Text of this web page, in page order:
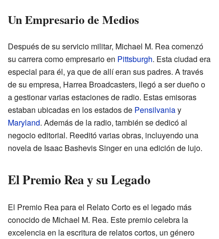
Un Empresario de Medios
Después de su servicio militar, Michael M. Rea comenzó
su carrera como empresario en Pittsburgh. Esta ciudad era
especial para él, ya que de allí eran sus padres. A través
de su empresa, Harrea Broadcasters, llegó a ser dueño o
a gestionar varias estaciones de radio. Estas emisoras
estaban ubicadas en los estados de Pensilvaniay
Maryland. Además de la radio, también se dedicó al
negocio editorial. Reeditó varias obras, incluyendo una
novela de Isaac Bashevis Singer en una edición de lujo.
El Premio Rea y su Legado
El Premio Rea para el Relato Corto es el legado más
conocido de Michael M. Rea. Este premio celebra la
excelencia en la escritura de relatos cortos, un género